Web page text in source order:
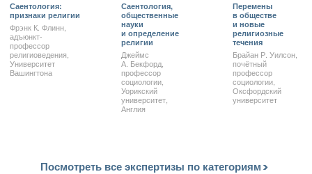
Саентология:
признаки религии
Фрэнк К. Флинн,
адъюнкт-
профессор
религиоведения,
Университет
Вашингтона
Саентология,
общественные
науки
и определение
религии
Джеймс
А. Бекфорд,
профессор
социологии,
Уорикский
университет,
Англия
Перемены
в обществе
и новые
религиозные
течения
Брайан Р. Уилсон,
почётный
профессор
социологии,
Оксфордский
университет
Посмотреть все экспертизы по категориям